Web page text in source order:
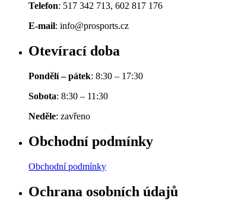
Telefon: 517 342 713, 602 817 176
E-mail: info@prosports.cz
Otevírací doba
Pondělí – pátek: 8:30 – 17:30
Sobota: 8:30 – 11:30
Neděle: zavřeno
Obchodní podmínky
Obchodní podmínky
Ochrana osobních údajů